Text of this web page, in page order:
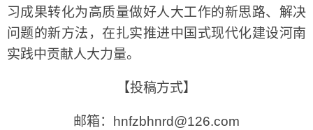
习成果转化为高质量做好人大工作的新思路、解决
问题的新方法，在扎实推进中国式现代化建设河南
实践中贡献人大力量。
【投稿方式】
邮箱：hnfzbhnrd@126.com